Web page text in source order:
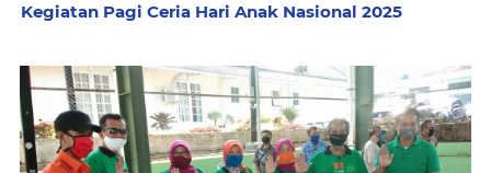
Kegiatan Pagi Ceria Hari Anak Nasional 2025